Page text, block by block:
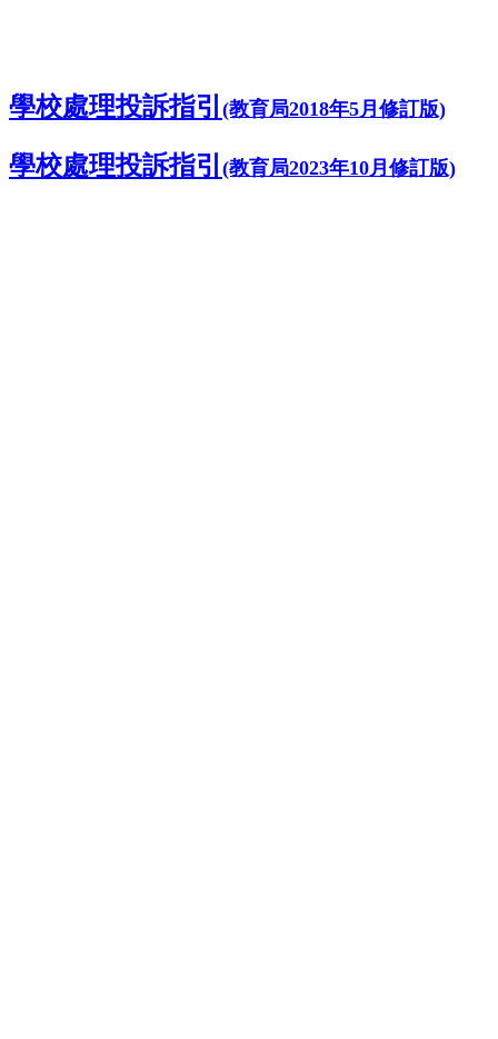
學校處理投訴指引 (教育局2018年5月修訂版)
學校處理投訴指引 (教育局2023年10月修訂版)